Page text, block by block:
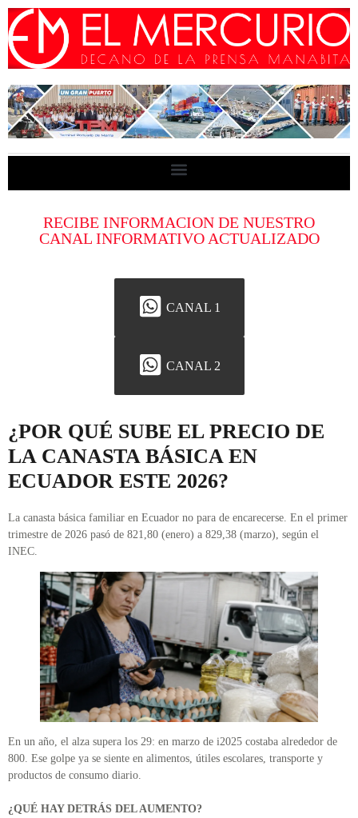
RECIBE INFORMACION DE NUESTRO
CANAL INFORMATIVO ACTUALIZADO
CANAL 1
CANAL 2
¿POR QUÉ SUBE EL PRECIO DE
LA CANASTA BÁSICA EN
ECUADOR ESTE 2026?
La canasta básica familiar en Ecuador no para de encarecerse. En el primer
trimestre de 2026 pasó de 821,80 (enero) a 829,38 (marzo), según el
INEC.
En un año, el alza supera los 29: en marzo de i2025 costaba alrededor de
800. Ese golpe ya se siente en alimentos, útiles escolares, transporte y
productos de consumo diario.
¿QUÉ HAY DETRÁS DEL AUMENTO?